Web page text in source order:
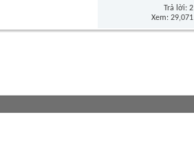
Trả lời: 2
Xem: 29,071